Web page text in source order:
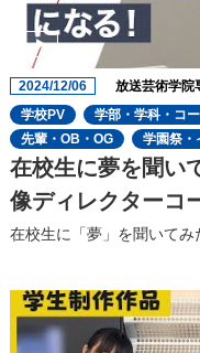
2024/12/06 放送芸術学院
学校PV
学部・学科・コ
先輩・OB・OG
学園祭・
在校生に夢を聞い
像ディレクターコ
在校生に「夢」を聞いてみ